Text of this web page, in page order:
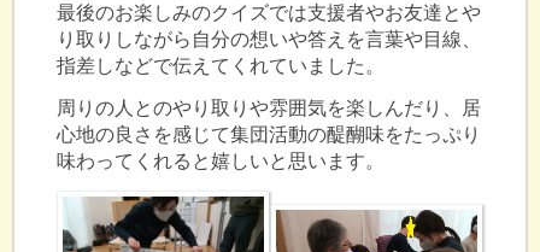
最後のお楽しみのクイズでは支援者やお友達とや
り取りしながら自分の想いや答えを言葉や目線、
指差しなどで伝えてくれていました。
周りの人とのやり取りや雰囲気を楽しんだり、居
心地の良さを感じて集団活動の醍醐味をたっぷり
味わってくれると嬉しいと思います。